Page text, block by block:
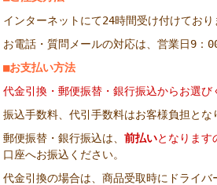
インターネットにて24時間受け付けており
お電話・質問メールの対応は、営業日9：
■お支払い方法
代金引換・郵便振替・銀行振込からお選び
振込手数料、代引手数料はお客様負担とな
郵便振替・銀行振込は、 前払いとなります
口座へお振込ください。
代金引換の場合は、商品受取時にドライバ